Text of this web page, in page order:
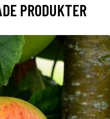
PRODUKTER